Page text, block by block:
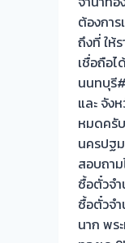
ต้องกา
ถึงที่ ให้
เชื่อถือ
นนทบุรี
และ จัง
หมดครั
นครปฐ
สอบถา
ซื้อตั๋วจ
ซื้อตั๋วจ
นาก พร